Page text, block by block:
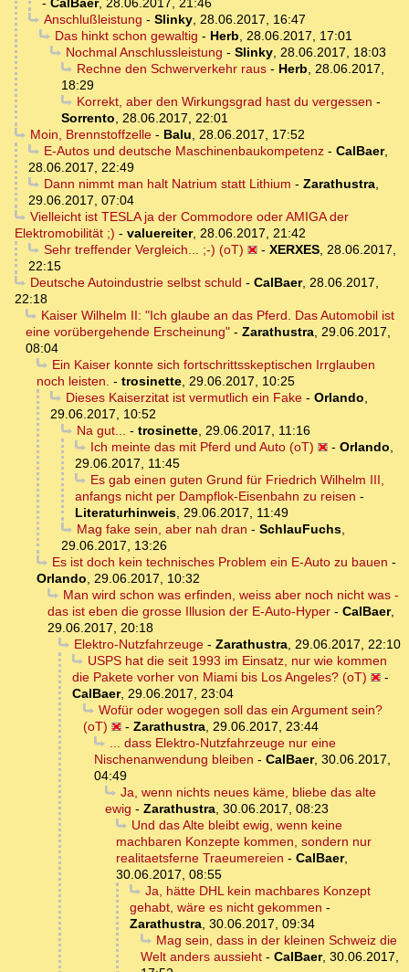
- CalBaer, 28.06.2017, 21:46
Anschlußleistung - Slinky, 28.06.2017, 16:47
Das hinkt schon gewaltig - Herb, 28.06.2017, 17:01
Nochmal Anschlussleistung - Slinky, 28.06.2017, 18:03
Rechne den Schwerverkehr raus- Herb, 28.06.2017,
18:29
Korrekt, aber den Wirkungsgrad hast du vergessen -
Sorrento, 28.06.2017, 22:01
Moin, Brennstoffzelle- Balu, 28.06.2017, 17:52
E-Autos und deutsche Maschinenbaukompetenz- CalBaer,
28.06.2017, 22:49
Dann nimmt man halt Natrium statt Lithium - Zarathustra,
29.06.2017, 07:04
Vielleicht ist TESLA ja der Commodore oder AMIGA der
Elektromobilität ;) - valuereiter, 28.06.2017, 21:42
Sehr treffender Vergleich... ;-) (oT)
- XERXES, 28.06.2017,
22:15
Deutsche Autoindustrie selbst schuld - CalBaer, 28.06.2017,
22:18
Kaiser Wilhelm II: "Ich glaube an das Pferd. Das Automobil ist
eine vorübergehende Erscheinung" - Zarathustra, 29.06.2017,
08:04
Ein Kaiser konnte sich fortschrittsskeptischen Irrglauben
noch leisten. - trosinette, 29.06.2017, 10:25
Dieses Kaiserzitat ist vermutlich ein Fake- Orlando,
29.06.2017, 10:52
Na gut... - trosinette, 29.06.2017, 11:16
Ich meinte das mit Pferd und Auto (oT)
- Orlando,
29.06.2017, 11:45
Es gab einen guten Grund für Friedrich Wilhelm III,
anfangs nicht per Dampflok-Eisenbahn zu reisen -
Literaturhinweis, 29.06.2017, 11:49
Mag fake sein, aber nah dran - SchlauFuchs,
29.06.2017, 13:26
Es ist doch kein technisches Problem ein E-Auto zu bauen -
Orlando, 29.06.2017, 10:32
Man wird schon was erfinden, weiss aber noch nicht was -
das ist eben die grosse Illusion der E-Auto-Hyper - CalBaer,
29.06.2017, 20:18
Elektro-Nutzfahrzeuge- Zarathustra, 29.06.2017, 22:10
USPS hat die seit 1993 im Einsatz, nur wie kommen
die Pakete vorher von Miami bis Los Angeles? (oT)
-
CalBaer, 29.06.2017, 23:04
Wofür oder wogegen soll das ein Argument sein?
(oT)
- Zarathustra, 29.06.2017, 23:44
... dass Elektro-Nutzfahrzeuge nur eine
Nischenanwendung bleiben - CalBaer, 30.06.2017,
04:49
Ja, wenn nichts neues käme, bliebe das alte
ewig - Zarathustra, 30.06.2017, 08:23
Und das Alte bleibt ewig, wenn keine
machbaren Konzepte kommen, sondern nur
realitaetsferne Traeumereien - CalBaer,
30.06.2017, 08:55
Ja, hätte DHL kein machbares Konzept
gehabt, wäre es nicht gekommen -
Zarathustra, 30.06.2017, 09:34
Mag sein, dass in der kleinen Schweiz die
Welt anders aussieht - CalBaer, 30.06.2017,